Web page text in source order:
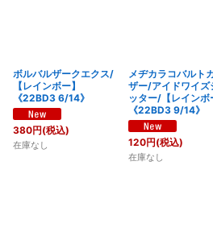
ボルバルザークエクス/
【レインボー】
《22BD3 6/14》
380円(税込)
在庫なし
メヂカラコバルト
ザー/アイドワイズ
ッター/【レインボ
《22BD3 9/14》
120円(税込)
在庫なし